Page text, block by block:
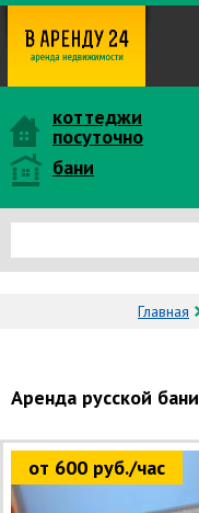
коттеджи
посуточно
бани
Главная
Аренда русской бани
от 600 руб./час